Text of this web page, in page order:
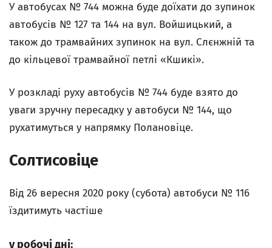
У автобусах № 744 можна буде доїхати до зупинок
автобусів № 127 та 144 на вул. Войшицький, а
також до трамвайних зупинок на вул. Слєнжній та
до кільцевої трамвайної петлі «Кшикі».
У розкладі руху автобусів № 744 буде взято до
уваги зручну пересадку у автобуси № 144, що
рухатимуться у напрямку Полановіце.
Солтисовіце
Від 26 вересня 2020 року (субота) автобуси № 116
їздитимуть частіше
у робочі дні: